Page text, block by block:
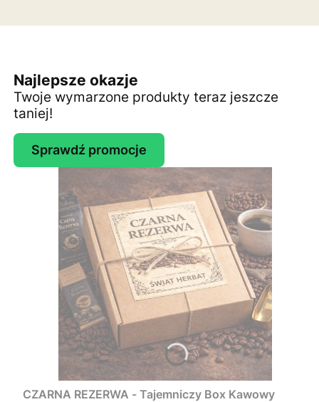
Najlepsze okazje
Twoje wymarzone produkty teraz jeszcze
taniej!
Sprawdź promocje
CZARNA REZERWA - Tajemniczy Box Kawowy